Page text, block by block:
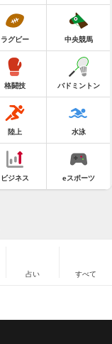
ラグビー 中央競馬
格闘技 バドミントン
陸上 水泳
ビジネス eスポーツ
占い すべて